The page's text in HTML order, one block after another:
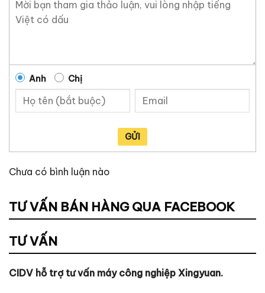
Anh Chị
GỬI
Chưa có bình luận nào
TƯ VẤN BÁN HÀNG QUA FACEBOOK
TƯ VẤN
CIDV hỗ trợ tư vấn máy công nghiệp Xingyuan.